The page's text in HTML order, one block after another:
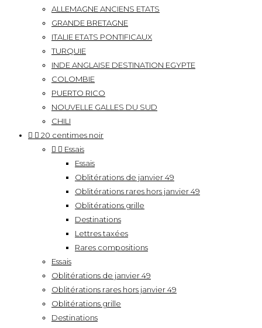
ALLEMAGNE ANCIENS ETATS
GRANDE BRETAGNE
ITALIE ETATS PONTIFICAUX
TURQUIE
INDE ANGLAISE DESTINATION EGYPTE
COLOMBIE
PUERTO RICO
NOUVELLE GALLES DU SUD
CHILI
  20 centimes noir
  Essais
Essais
Oblitérations de janvier 49
Oblitérations rares hors janvier 49
Oblitérations grille
Destinations
Lettres taxées
Rares compositions
Essais
Oblitérations de janvier 49
Oblitérations rares hors janvier 49
Oblitérations grille
Destinations